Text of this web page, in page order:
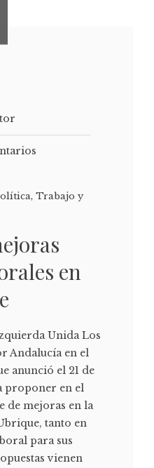
, Trabajo y
en
Unida Los
Andalucía en el
anunció el 21 de
proponer en el
de mejoras en la
tanto en
para sus
vienen